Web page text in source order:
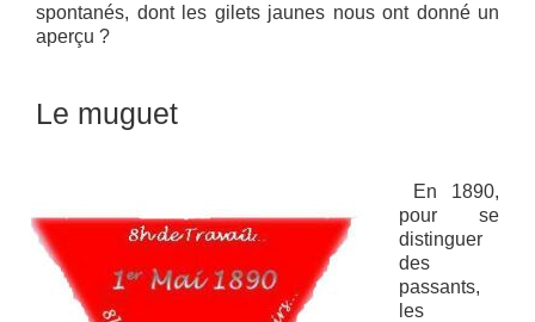
spontanés, dont les gilets jaunes nous ont donné un
aperçu ?
Le muguet
En 1890,
pour se
distinguer
des
passants,
les